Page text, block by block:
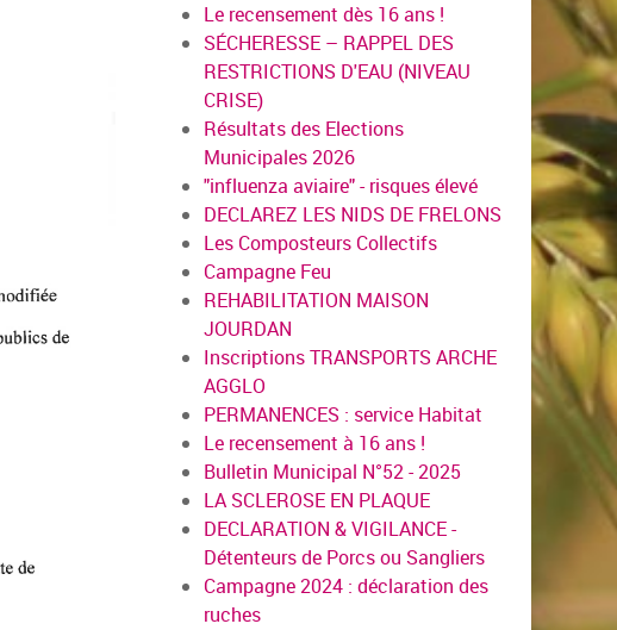
Le recensement dès 16 ans !
SÉCHERESSE – RAPPEL DES
RESTRICTIONS D'EAU (NIVEAU
CRISE)
Résultats des Elections
Municipales 2026
"influenza aviaire" - risques élevé
DECLAREZ LES NIDS DE FRELONS
Les Composteurs Collectifs
Campagne Feu
REHABILITATION MAISON
JOURDAN
Inscriptions TRANSPORTS ARCHE
AGGLO
PERMANENCES : service Habitat
Le recensement à 16 ans !
Bulletin Municipal N°52 - 2025
LA SCLEROSE EN PLAQUE
DECLARATION & VIGILANCE -
Détenteurs de Porcs ou Sangliers
Campagne 2024 : déclaration des
ruches